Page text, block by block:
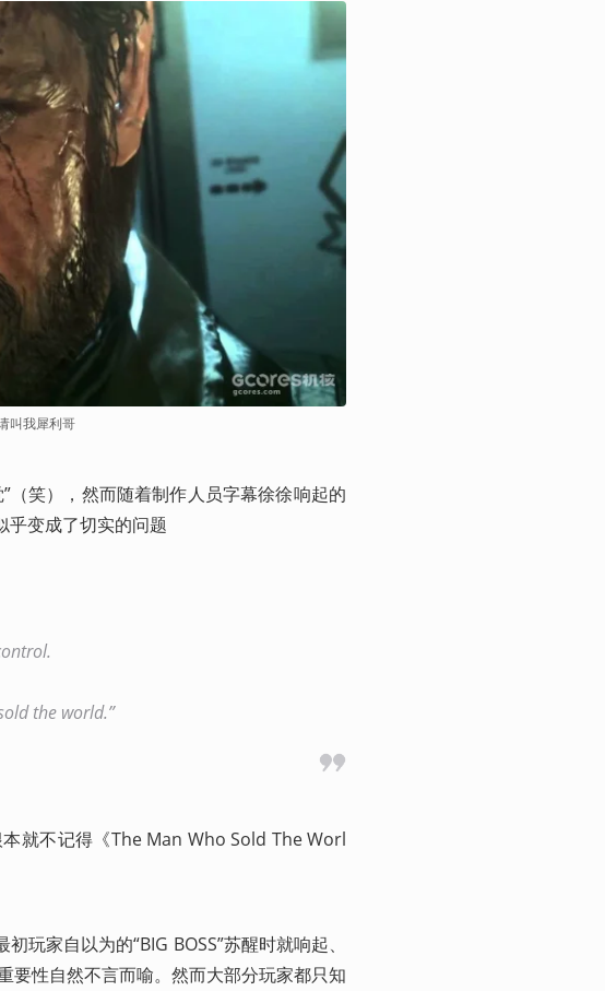
叫我犀利哥
（笑），然而随着制作人员字幕徐徐响起的
乎变成了切实的问题
the world.”
不记得《The Man Who Sold The Worl
玩家自以为的“BIG BOSS”苏醒时就响起、
要性自然不言而喻。然而大部分玩家都只知